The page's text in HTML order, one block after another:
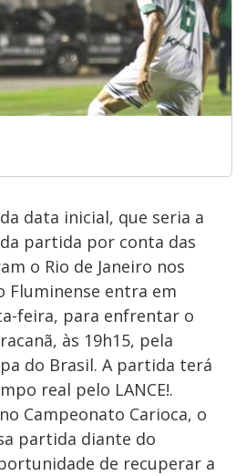
data inicial, que seria a
partida por conta das
o Rio de Janeiro nos
Fluminense entra em
feira, para enfrentar o
às 19h15, pela
do Brasil. A partida terá
real pelo LANCE!.
Campeonato Carioca, o
partida diante do
de recuperar a